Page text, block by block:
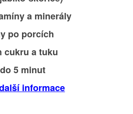
a minerály
po porcích
cukru a tuku
5 minut
informace